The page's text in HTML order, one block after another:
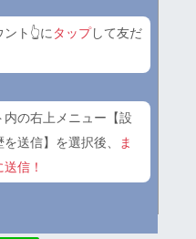
ト👆に タップして友だ
内の右上メニュー【設
送信】を選択後、
ま
信！